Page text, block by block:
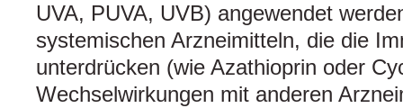
UVA, PUVA, UVB) angewendet
systemischen Arzneimitteln, die die
unterdrücken (wie Azathioprin oder
Wechselwirkungen mit anderen